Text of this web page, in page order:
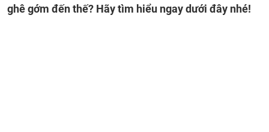
ghê gớm đến thế? Hãy tìm hiểu ngay dưới đây nhé!